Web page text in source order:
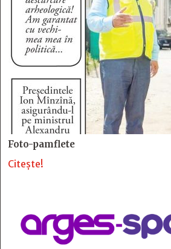
Foto-pamflete
Citește!